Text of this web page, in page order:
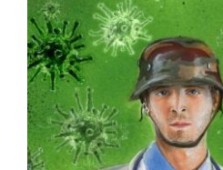
CHI SIAMO
NEWS